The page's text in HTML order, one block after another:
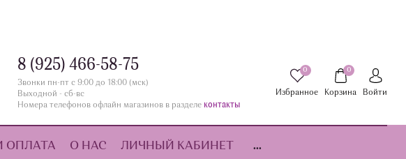
8 (925) 466-58-75
Звонки пн-пт с 9:00 до 18:00 (мск)
Выходной - сб-вс
Номера телефонов офлайн магазинов в разделе контакты
0
Избранное
0
Корзина Войти
ОПЛАТА О НАС ЛИЧНЫЙ КАБИНЕТ ...